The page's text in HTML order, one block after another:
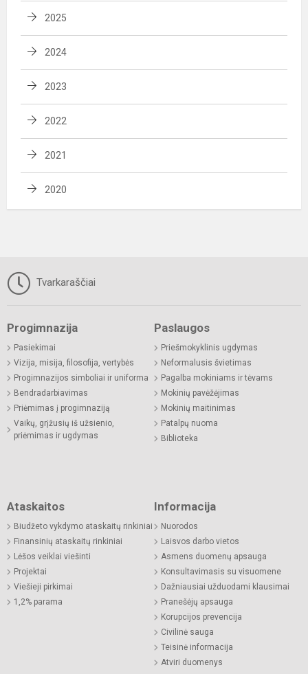
2025
2024
2023
2022
2021
2020
Tvarkaraščiai
Progimnazija
Pasiekimai
Vizija, misija, filosofija, vertybės
Progimnazijos simboliai ir uniforma
Bendradarbiavimas
Priėmimas į progimnaziją
Vaikų, grįžusių iš užsienio,
priėmimas ir ugdymas
Paslaugos
Priešmokyklinis ugdymas
Neformalusis švietimas
Pagalba mokiniams ir tėvams
Mokinių pavėžėjimas
Mokinių maitinimas
Patalpų nuoma
Biblioteka
Ataskaitos
Biudžeto vykdymo ataskaitų rinkiniai
Finansinių ataskaitų rinkiniai
Lėšos veiklai viešinti
Projektai
Viešieji pirkimai
1,2% parama
Informacija
Nuorodos
Laisvos darbo vietos
Asmens duomenų apsauga
Konsultavimasis su visuomene
Dažniausiai užduodami klausimai
Pranešėjų apsauga
Korupcijos prevencija
Civilinė sauga
Teisinė informacija
Atviri duomenys